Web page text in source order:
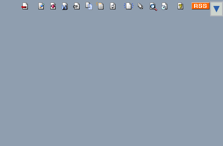
▼